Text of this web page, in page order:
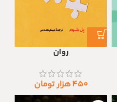
روان
۴۵۰هزار تومان